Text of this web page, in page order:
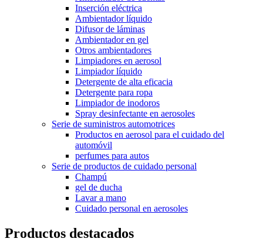
Inserción eléctrica
Ambientador líquido
Difusor de láminas
Ambientador en gel
Otros ambientadores
Limpiadores en aerosol
Limpiador líquido
Detergente de alta eficacia
Detergente para ropa
Limpiador de inodoros
Spray desinfectante en aerosoles
Serie de suministros automotrices
Productos en aerosol para el cuidado del
automóvil
perfumes para autos
Serie de productos de cuidado personal
Champú
gel de ducha
Lavar a mano
Cuidado personal en aerosoles
Productos destacados